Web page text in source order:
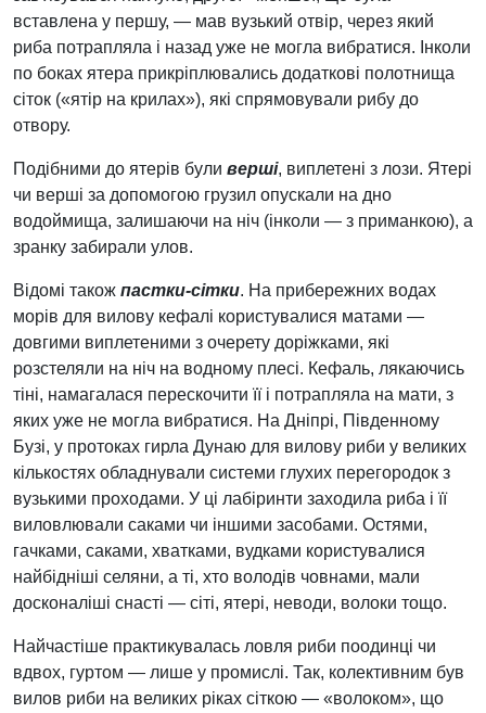
вставлена у першу, — мав вузький отвір, через який
риба потрапляла і назад уже не могла вибратися. Інколи
по боках ятера прикріплювались додаткові полотнища
сіток («ятір на крилах»), які спрямовували рибу до
отвору.
Подібними до ятерів були верші, виплетені з лози. Ятері
чи верші за допомогою грузил опускали на дно
водоймища, залишаючи на ніч (інколи — з приманкою), а
зранку забирали улов.
Відомі також пастки-сітки. На прибережних водах
морів для вилову кефалі користувалися матами —
довгими виплетеними з очерету доріжками, які
розстеляли на ніч на водному плесі. Кефаль, лякаючись
тіні, намагалася перескочити її і потрапляла на мати, з
яких уже не могла вибратися. На Дніпрі, Південному
Бузі, у протоках гирла Дунаю для вилову риби у великих
кількостях обладнували системи глухих перегородок з
вузькими проходами. У ці лабіринти заходила риба і її
виловлювали саками чи іншими засобами. Остями,
гачками, саками, хватками, вудками користувалися
найбідніші селяни, а ті, хто володів човнами, мали
досконаліші снасті — сіті, ятері, неводи, волоки тощо.
Найчастіше практикувалась ловля риби поодинці чи
вдвох, гуртом — лише у промислі. Так, колективним був
вилов риби на великих ріках сіткою — «волоком», що